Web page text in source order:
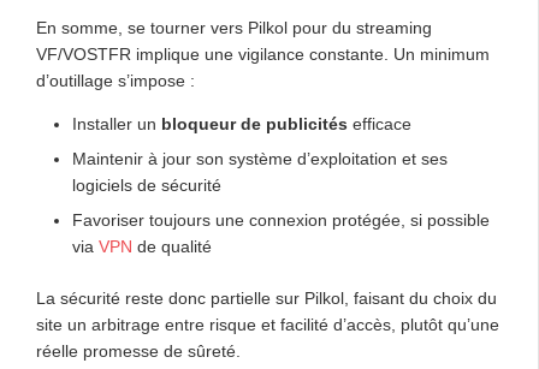
En somme, se tourner vers Pilkol pour du streaming
VF/VOSTFR implique une vigilance constante. Un minimum
d’outillage s’impose :
Installer un bloqueur de publicités efficace
Maintenir à jour son système d’exploitation et ses
logiciels de sécurité
Favoriser toujours une connexion protégée, si possible
via VPN de qualité
La sécurité reste donc partielle sur Pilkol, faisant du choix du
site un arbitrage entre risque et facilité d’accès, plutôt qu’une
réelle promesse de sûreté.